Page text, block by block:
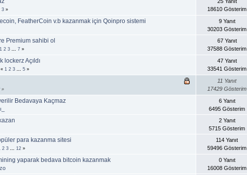
3 »
18610 Gösterim
FeatherCoin v.b kazanmak için Qoinpro sistemi
9 Yanıt
30203 Gösterim
Premium sahibi ol
1 2 3 7 »
67 Yanıt
37588 Gösterim
lockerz Açıldı
« 1 2 3 5 »
47 Yanıt
33541 Gösterim
»
11 Yanıt
17429 Gösterim
Bedavaya Kaçmaz
6 Yanıt
6495 Gösterim
2 Yanıt
5715 Gösterim
para kazanma sitesi
2 3 12 »
114 Yanıt
59496 Gösterim
yaparak bedava bitcoin kazanmak
0 Yanıt
16008 Gösterim